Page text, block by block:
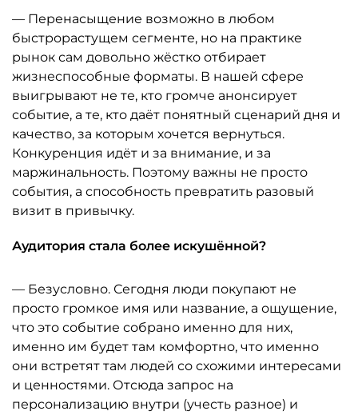
— Перенасыщение возможно в любом
быстрорастущем сегменте, но на практике
рынок сам довольно жёстко отбирает
жизнеспособные форматы. В нашей сфере
выигрывают не те, кто громче анонсирует
событие, а те, кто даёт понятный сценарий дня и
качество, за которым хочется вернуться.
Конкуренция идёт и за внимание, и за
маржинальность. Поэтому важны не просто
события, а способность превратить разовый
визит в привычку.
Аудитория стала более искушённой?
— Безусловно. Сегодня люди покупают не
просто громкое имя или название, а ощущение,
что это событие собрано именно для них,
именно им будет там комфортно, что именно
они встретят там людей со схожими интересами
и ценностями. Отсюда запрос на
персонализацию внутри (учесть разное) и